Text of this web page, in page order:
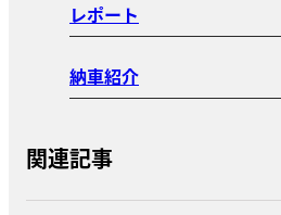
レポート
納車紹介
関連記事